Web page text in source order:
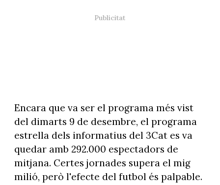
Encara que va ser el programa més vist
del dimarts 9 de desembre, el programa
estrella dels informatius del 3Cat es va
quedar amb 292.000 espectadors de
mitjana. Certes jornades supera el mig
milió, però l'efecte del futbol és palpable.